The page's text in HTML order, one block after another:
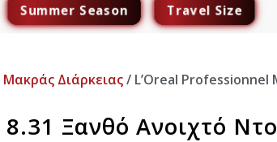
Summer Season Travel Size
Διάρκειας/ L’Oreal Professionnel
Ξανθό Ανοιχτό